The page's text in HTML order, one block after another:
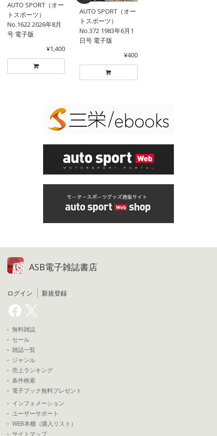
AUTO SPORT（オー
トスポーツ）
No.1622 2026年8月
号 電子版
¥1,400
AUTO SPORT（オー
トスポーツ）
No.372 1983年6月1
日号 電子版
¥400
ASB電子雑誌書店
ログイン 新規登録
無料雑誌
セール
雑誌一覧
ジャンル
売上ランキング
条件検索
電子ブック無料プレゼント
インフォメーション
ユーザーサポート
WEB本棚（購入リスト）
サイトマップ